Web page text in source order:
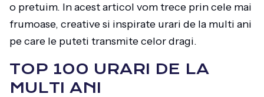
o pretuim. In acest articol vom trece prin cele mai
frumoase, creative si inspirate urari de la multi ani
pe care le puteti transmite celor dragi.
TOP 100 URARI DE LA
MULTI ANI